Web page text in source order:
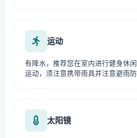
运动
有降水，推荐您在室内进行健身休
运动，须注意携带雨具并注意避雨防
太阳镜